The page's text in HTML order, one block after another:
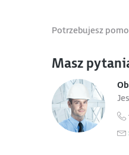
Potrzebujesz
Masz